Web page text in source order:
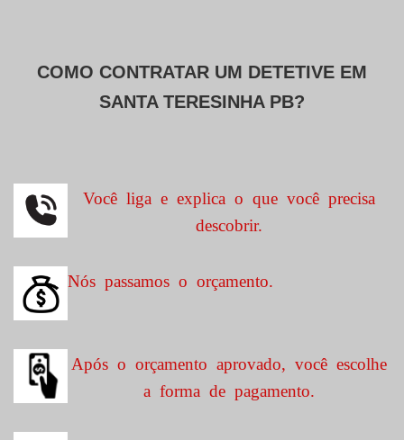
COMO CONTRATAR UM DETETIVE EM
SANTA TERESINHA PB?
Você liga e explica o que você precisa
descobrir.
Nós passamos o orçamento.
Após o orçamento aprovado, você escolhe
a forma de pagamento.